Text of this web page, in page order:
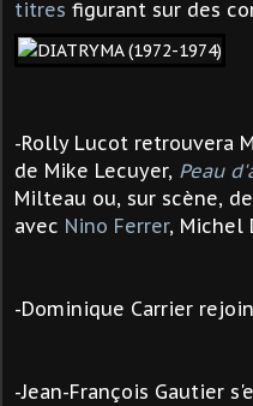
titres figurant sur des
-Rolly Lucot retrouvera
de Mike Lecuyer, Peau
Milteau ou, sur scène,
avec Nino Ferrer, Michel
-Dominique Carrier
-Jean-François Gautier